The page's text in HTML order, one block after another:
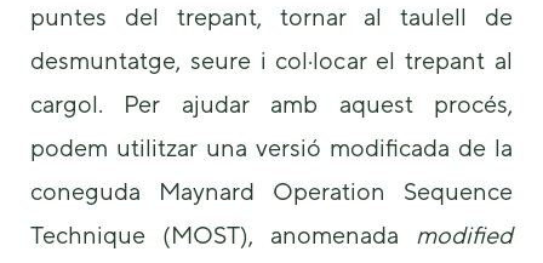
puntes del trepant, tornar al taulell de
desmuntatge, seure i col·locar el trepant al
cargol. Per ajudar amb aquest procés,
podem utilitzar una versió modificada de la
coneguda Maynard Operation Sequence
Technique (MOST), anomenada modified